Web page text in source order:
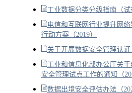
工业数据分类分级指南（试
电信和互联网行业提升网
行动方案（2019）
关于开展数据安全管理认证
工业和信息化部办公厅关
安全管理试点工作的通知（
数据出境安全评估办法（